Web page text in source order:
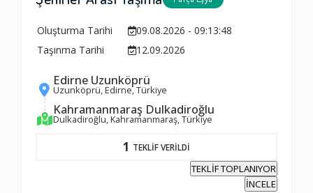
Oluşturma Tarihi
09.08.2026 - 09:13:48
Taşınma Tarihi
12.09.2026
Edirne Uzunköprü
Uzunköprü, Edirne, Türkiye
Kahramanmaraş Dulkadiroğlu
Dulkadiroğlu, Kahramanmaraş, Türkiye
1 TEKLİF VERİLDİ
TEKLİF TOPLANIYOR
İNCELE